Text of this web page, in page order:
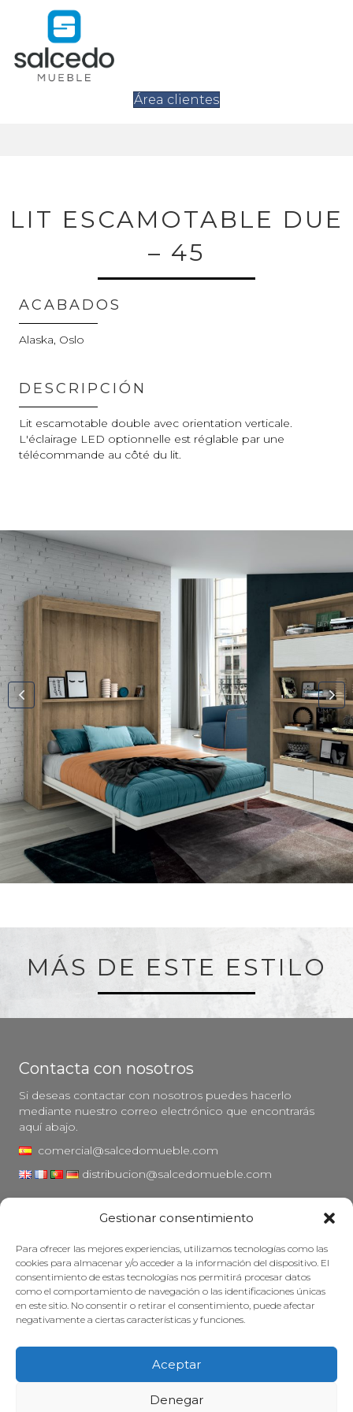
Gestionar consentimiento
Para ofrecer las mejores experiencias, utilizamos tecnologías como las
cookies para almacenar y/o acceder a la información del dispositivo. El
consentimiento de estas tecnologías nos permitirá procesar datos
como el comportamiento de navegación o las identificaciones únicas
en este sitio. No consentir o retirar el consentimiento, puede afectar
negativamente a ciertas características y funciones.
Aceptar
Denegar
Área clientes
LIT ESCAMOTABLE DUE
– 45
ACABADOS
Alaska, Oslo
DESCRIPCIÓN
Lit escamotable double avec orientation verticale.
L'éclairage LED optionnelle est réglable par une
télécommande au côté du lit.
MÁS DE ESTE ESTILO
Contacta con nosotros
Si deseas contactar con nosotros puedes hacerlo
mediante nuestro correo electrónico que encontrarás
aquí abajo.
comercial@salcedomueble.com
distribucion@salcedomueble.com
Aviso legal
Política de privacidad
Política de cookies
Mantener su mueble
Subvenciones